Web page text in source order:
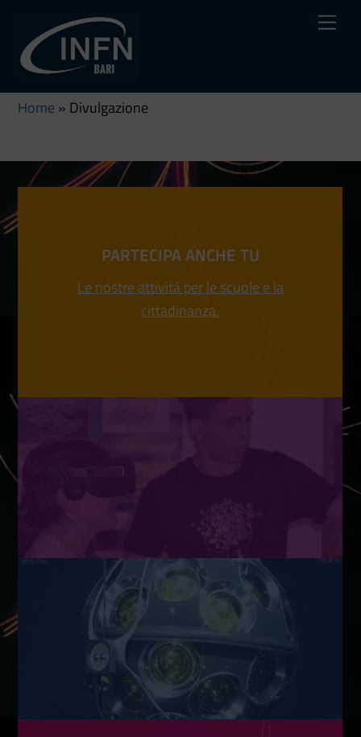
content
Home » Divulgazione
PARTECIPA ANCHE TU
Le nostre attività per le scuole e la
cittadinanza.